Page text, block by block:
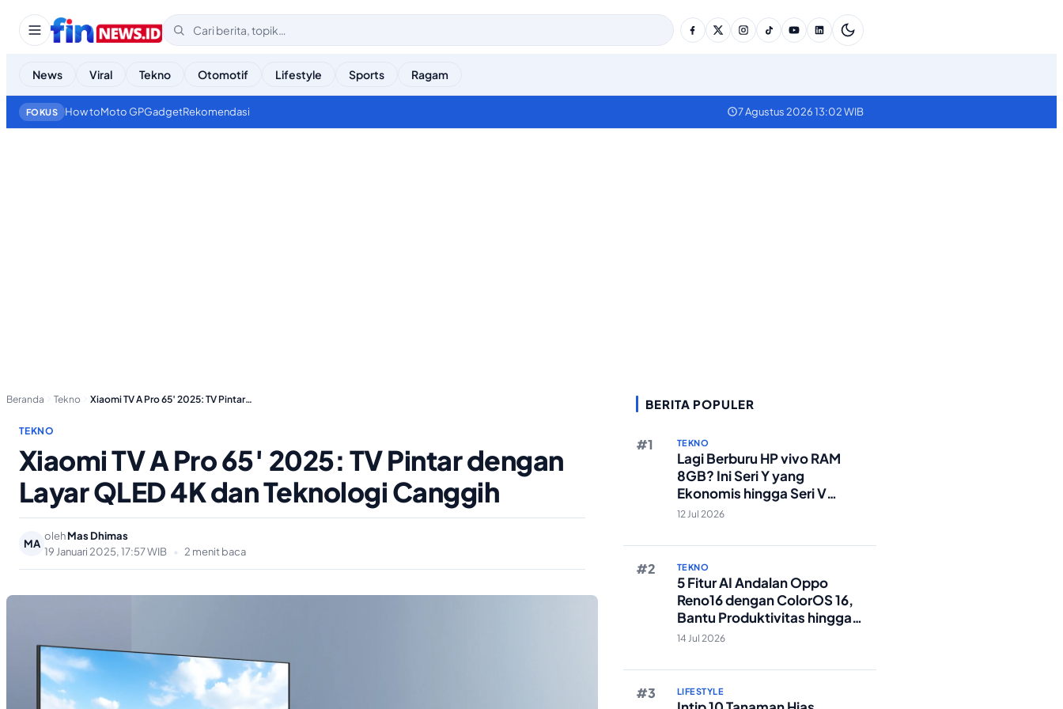
News Viral Tekno Otomotif Lifestyle Sports Ragam
FOKUS How toMoto GPGadgetRekomendasi 7 Agustus 2026 13:02 WIB
Beranda Tekno Xiaomi TV A Pro 65′ 2025: TV Pintar…
TEKNO
Xiaomi TV A Pro 65′ 2025: TV Pintar dengan
Layar QLED 4K dan Teknologi Canggih
MA
olehMas Dhimas
19 Januari 2025, 17:57 WIB
• 2 menit baca
BERITA POPULER
TEKNO
Lagi Berburu HP vivo RAM
8GB? Ini Seri Y yang
Ekonomis hingga Seri V
Berstandar Militer!
12 Jul 2026
TEKNO
5 Fitur AI Andalan Oppo
Reno16 dengan ColorOS 16,
Bantu Produktivitas hingga
Edit Foto Lebih Praktis
14 Jul 2026
LIFESTYLE